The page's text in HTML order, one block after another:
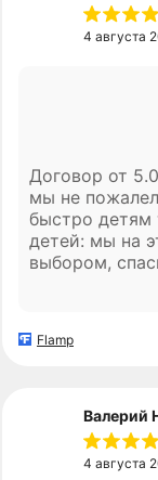
4 августа
Договор от
мы не
быстро детям
детей: мы на
выбором,
Flamp
Валерий
4 августа